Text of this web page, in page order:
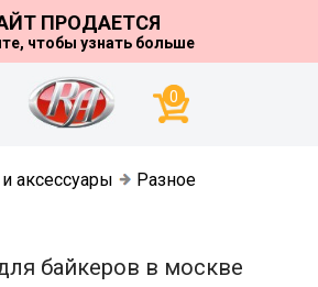
ПРОДАЕТСЯ
чтобы узнать больше
0
аксессуары
Разное
байкеров в москве